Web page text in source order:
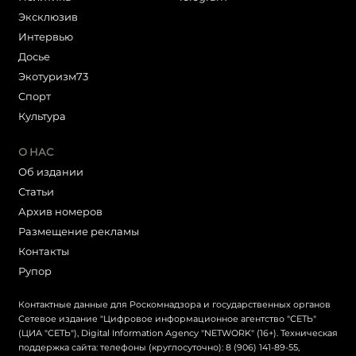
Эксклюзив
Интервью
Досье
Экотуризм73
Cпорт
Культура
О НАС
Об издании
Статьи
Архив номеров
Размещение рекламы
Контакты
Рупор
Контактные данные для Роскомнадзора и государственных органов
Сетевое издание "Цифровое информационное агентство "СЕТЬ"
(ЦИА "СЕТЬ"), Digital Information Agency "NETWORK" (16+). Техническая
поддержка сайта: телефоны (круглосуточно): 8 (906) 141-89-55,